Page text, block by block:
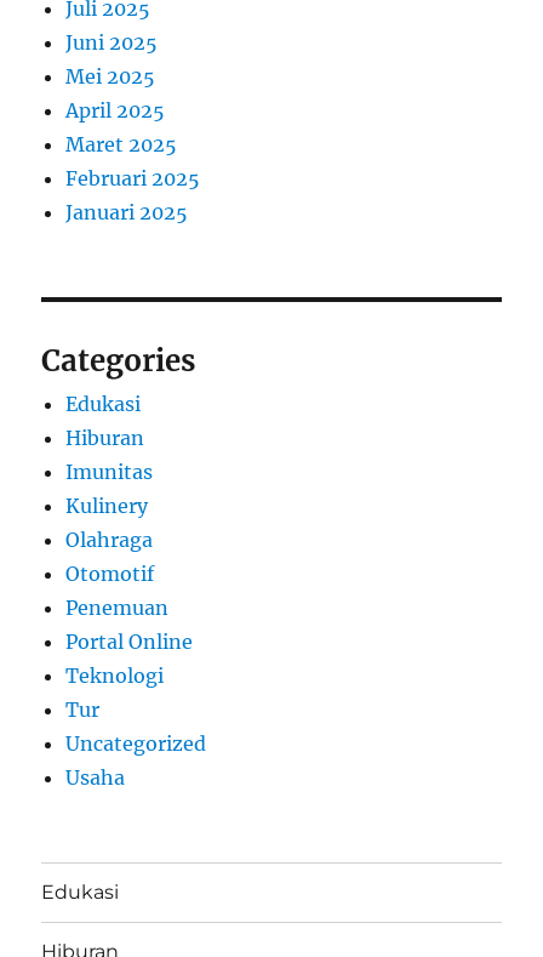
Juli 2025
Juni 2025
Mei 2025
April 2025
Maret 2025
Februari 2025
Januari 2025
Categories
Edukasi
Hiburan
Imunitas
Kulinery
Olahraga
Otomotif
Penemuan
Portal Online
Teknologi
Tur
Uncategorized
Usaha
Edukasi
Hiburan